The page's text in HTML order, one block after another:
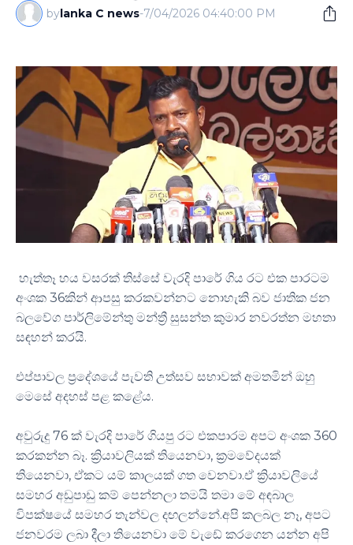
bylanka C news-7/04/2026 04:40:00 PM
හැත්තෑ හය වසරක් තිස්සේ වැරදි පාරේ ගිය රට එක පාරටම
අංශක 36කින් ආපසු කරකවන්නට නොහැකි බව ජාතික ජන
බලවේග පාර්ලිමේන්තු මන්ත්‍රී සුසන්ත කුමාර නවරත්න මහතා
සඳහන් කරයි.
එප්පාවල ප්‍රදේශයේ පැවති උත්සව සභාවක් අමතමින් ඔහු
මෙසේ අදහස් පළ කළේය.
අවුරුදු 76 ක් වැරදි පාරේ ගියපු රට එකපාරම අපට අංශක 360
කරකන්න බෑ. ක්‍රියාවලියක් තියෙනවා, ක්‍රමවේදයක්
තියෙනවා, ඒකට යම් කාලයක් ගත වෙනවා.ඒ ක්‍රියාවලියේ
සමහර අඩුපාඩු කම් පෙන්නලා තමයි තමා මේ අඳබාල
විපක්ෂයේ සමහර තැන්වල දඟලන්නේ.අපි කලබල නෑ, අපට
ජනවරම ලබා දීලා තියෙනවා මේ වැඩේ කරගෙන යන්න අපි